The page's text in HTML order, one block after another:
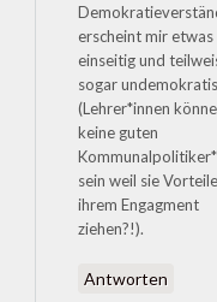
erscheint mir etwas
einseitig und
sogar
(Lehrer*innen
keine guten
sein weil sie
ihrem Engagment
ziehen?!).
Antworten